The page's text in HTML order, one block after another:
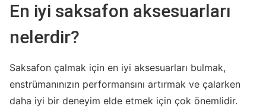
En iyi saksafon aksesuarları
nelerdir?
Saksafon çalmak için en iyi aksesuarları bulmak,
enstrümanınızın performansını artırmak ve çalarken
daha iyi bir deneyim elde etmek için çok önemlidir.